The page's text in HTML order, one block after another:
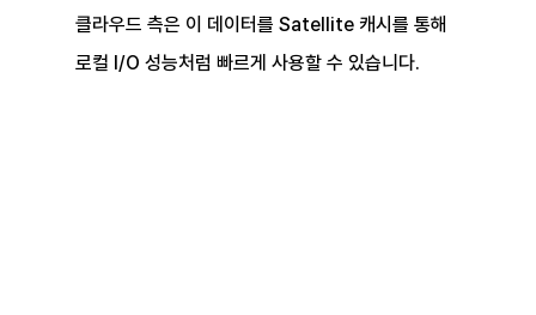
클라우드 측은 이 데이터를 Satellite 캐시를 통해
로컬 I/O 성능처럼 빠르게 사용할 수 있습니다.